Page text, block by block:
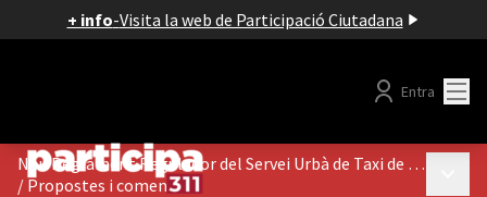
+ info-Visita la web de Participació Ciutadana
Entra
Nou Reglament Regulador del Servei Urbà de Taxi de Vic
/ Propostes i comentaris